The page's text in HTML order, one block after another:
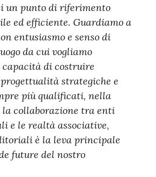
un punto di riferimento
ed efficiente. Guardiamo a
entusiasmo e senso di
da cui vogliamo
di costruire
strategiche e
più qualificati, nella
la collaborazione tra enti
e le realtà associative,
è la leva principale
future del nostro